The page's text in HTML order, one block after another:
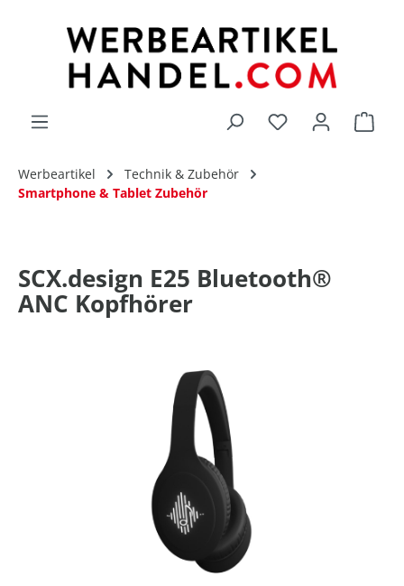
Du hast 0
Werbeartikel
Technik & Zubehör
Smartphone & Tablet Zubehör
SCX.design E25 Bluetooth®
ANC Kopfhörer
Bildergalerie überspringen